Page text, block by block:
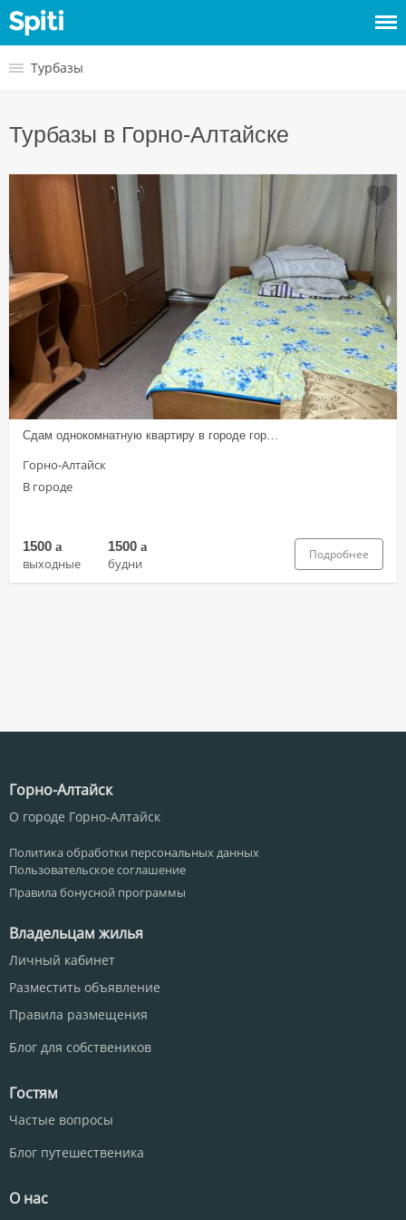
Войти
Турбазы
Турбазы в Горно-Алтайске
Сдам однокомнатную квартиру в городе гор…
Горно-Алтайск
В городе
1500 a
выходные
1500 a
будни
Подробнее
Горно-Алтайск
О городе Горно-Алтайск
Политика обработки персональных данных
Пользовательское соглашение
Правила бонусной программы
Владельцам жилья
Личный кабинет
Разместить объявление
Правила размещения
Блог для собствеников
Гостям
Частые вопросы
Блог путешественика
О нас